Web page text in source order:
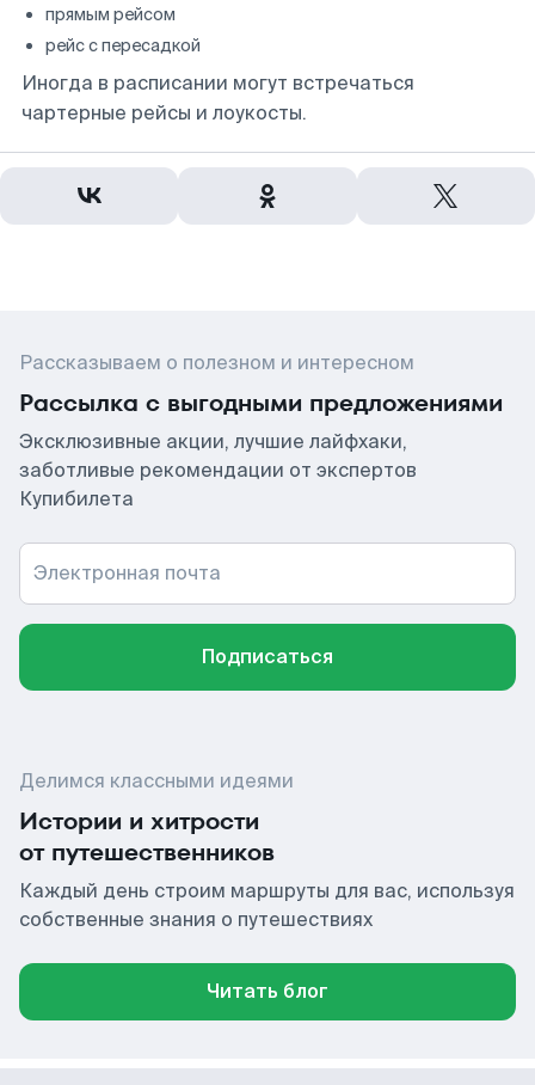
прямым рейсом
рейс с пересадкой
Иногда в расписании могут встречаться
чартерные рейсы и лоукосты.
Рассказываем о полезном и интересном
Рассылка с выгодными предложениями
Эксклюзивные акции, лучшие лайфхаки,
заботливые рекомендации от экспертов
Купибилета
Электронная почта
Подписаться
Делимся классными идеями
Истории и хитрости
от путешественников
Каждый день строим маршруты для вас, используя
собственные знания о путешествиях
Читать блог